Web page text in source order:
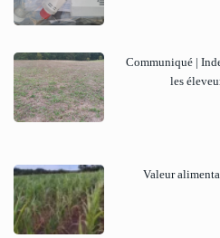
Communiqué |
les
Valeur